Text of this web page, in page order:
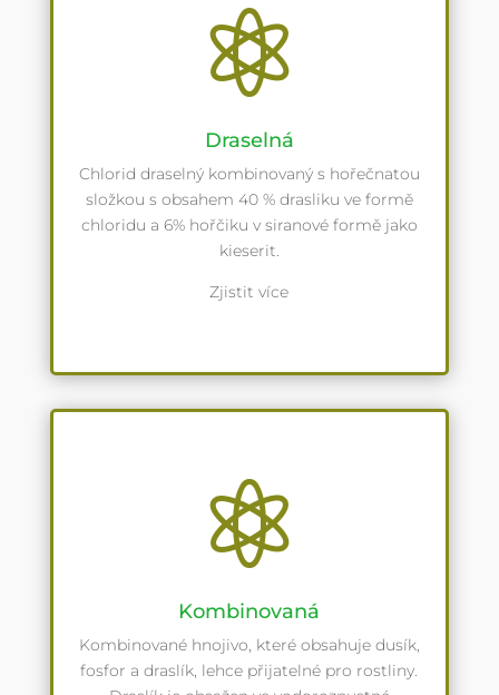

Draselná
Chlorid draselný kombinovaný s hořečnatou
složkou s obsahem 40 % drasliku ve formě
chloridu a 6% hořčiku v siranové formě jako
kieserit.
Zjistit více

Kombinovaná
Kombinované hnojivo, které obsahuje dusík,
fosfor a draslík, lehce přijatelné pro rostliny.